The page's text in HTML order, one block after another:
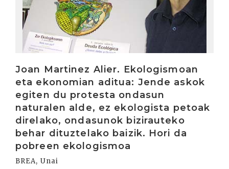
Joan Martinez Alier. Ekologismoan
eta ekonomian aditua: Jende askok
egiten du protesta ondasun
naturalen alde, ez ekologista petoak
direlako, ondasunok bizirauteko
behar dituztelako baizik. Hori da
pobreen ekologismoa
BREA, Unai